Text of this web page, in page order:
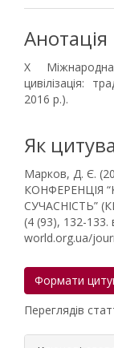
Анотація
X
цивілізація:
2016 р.).
Як
Марков, Д. Є.
КОНФЕРЕНЦІЯ
СУЧАСНІСТЬ”
(4 (93), 132-133.
world.org.ua/
Формати
Переглядів